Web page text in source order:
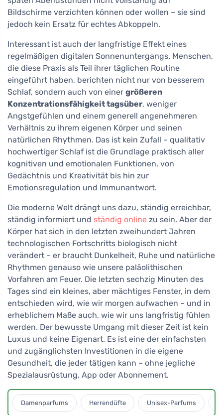
Bildschirme verzichten können oder wollen – sie sind
jedoch kein Ersatz für echtes Abkoppeln.
Interessant ist auch der langfristige Effekt eines
regelmäßigen digitalen Sonnenuntergangs. Menschen,
die diese Praxis als Teil ihrer täglichen Routine
eingeführt haben, berichten nicht nur von besserem
Schlaf, sondern auch von einer größeren
Konzentrationsfähigkeit tagsüber, weniger
Angstgefühlen und einem generell angenehmeren
Verhältnis zu ihrem eigenen Körper und seinen
natürlichen Rhythmen. Das ist kein Zufall – qualitativ
hochwertiger Schlaf ist die Grundlage praktisch aller
kognitiven und emotionalen Funktionen, von
Gedächtnis und Kreativität bis hin zur
Emotionsregulation und Immunantwort.
Die moderne Welt drängt uns dazu, ständig erreichbar,
ständig informiert und ständig online zu sein. Aber der
Körper hat sich in den letzten zweihundert Jahren
technologischen Fortschritts biologisch nicht
verändert – er braucht Dunkelheit, Ruhe und natürliche
Rhythmen genauso wie unsere paläolithischen
Vorfahren am Feuer. Die letzten sechzig Minuten des
Tages sind ein kleines, aber mächtiges Fenster, in dem
entschieden wird, wie wir morgen aufwachen – und in
erheblichem Maße auch, wie wir uns langfristig fühlen
werden. Der bewusste Umgang mit dieser Zeit ist kein
Luxus und keine Eigenart. Es ist eine der einfachsten
und zugänglichsten Investitionen in die eigene
Gesundheit, die jeder tätigen kann – ohne jegliche
Spezialausrüstung, App oder Abonnement.
Damenparfums Herrendüfte Unisex-Parfums